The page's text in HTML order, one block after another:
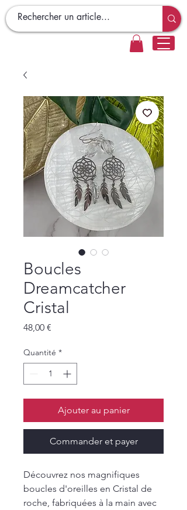
Boucles
Dreamcatcher
Cristal
48,00 €
Quantité *
Ajouter au panier
Commander et payer
Découvrez nos magnifiques
boucles d'oreilles en Cristal de
roche, fabriquées à la main avec